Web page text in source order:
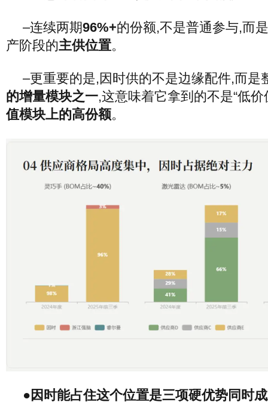
–连续两期96%+的份额,不是普通参与,而
产阶段的主供位置。
–更重要的是,因时供的不是边缘配件,而是
的增量模块之一,这意味着它拿到的不是“低价
值模块上的高份额。
●因时能占住这个位置是三项硬优势同时